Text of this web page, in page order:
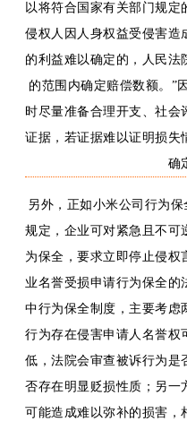
以将符合国家有关部门规定
侵权人因人身权益受侵害造
的利益难以确定的，人民法
的范围内确定赔偿数额。”
时尽量准备合理开支、社会
证据，若证据难以证明损失
确
另外，正如小米公司行为
规定，企业可对紧急且不可
为保全，要求立即停止侵权
业名誉受损申请行为保全的
中行为保全制度，主要考虑
行为存在侵害申请人名誉权
低，法院会审查被诉行为是
否存在明显贬损性质；另一
可能造成难以弥补的损害，